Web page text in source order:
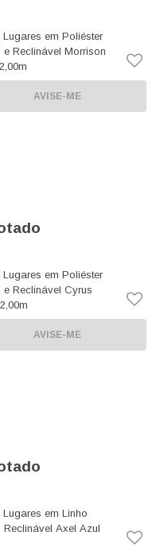
Lugares em Poliéster
e Reclinável Morrison
AVISE-ME
Lugares em Poliéster
e Reclinável Cyrus
AVISE-ME
em Linho
Reclinável Axel Azul